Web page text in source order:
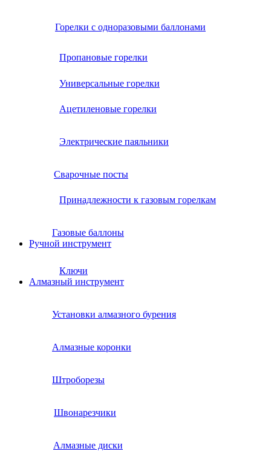
Горелки с одноразовыми баллонами
Пропановые горелки
Универсальные горелки
Ацетиленовые горелки
Электрические паяльники
Сварочные посты
Принадлежности к газовым горелкам
Газовые баллоны
Ручной инструмент
Ключи
Алмазный инструмент
Установки алмазного бурения
Алмазные коронки
Штроборезы
Швонарезчики
Алмазные диски